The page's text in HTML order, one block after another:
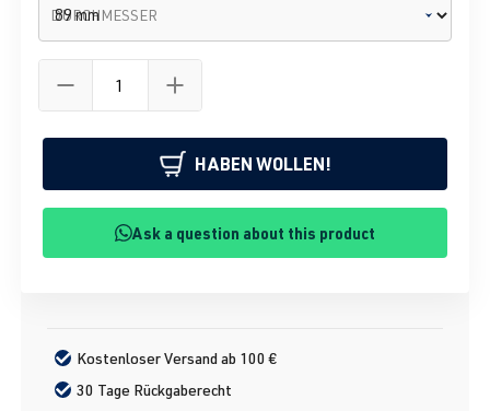
DURCHMESSER
HABEN WOLLEN!
Ask a question about this product
Kostenloser Versand ab 100 €
30 Tage Rückgaberecht